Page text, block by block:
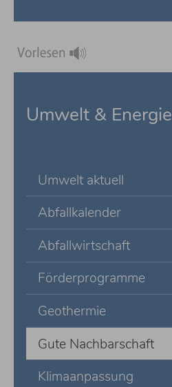
Umwelt & Energie
Umwelt aktuell
Abfallkalender
Abfallwirtschaft
Förderprogramme
Geothermie
Gute Nachbarschaft
Klimaanpassung